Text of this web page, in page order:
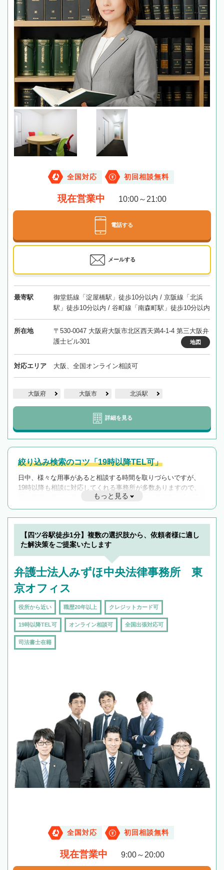
全国対応 初回相談無料
現在営業中 10:00～21:00
電話する
メールする
最寄駅
御堂筋線「淀屋橋駅」徒歩10分以内 / 京阪線「北浜
駅」徒歩10分以内 / 谷町線「南森町駅」徒歩10分以内
所在地
〒530-0047 大阪府大阪市北区西天満4-1-4 第三大阪弁
護士ビル301
地図
対応エリア 大阪、全国オンライン相談可
大阪府 大阪市 北浜駅
詳細を見る
絞り込み検索のコツ「19時以降TEL可」
日中、様々な用事があると相談する時間を取りづらいですが、
19時以降も相談に対応してくれる事務所が多数ありますので、
遅い時間の相談が増えそうな場合はそのような事務所に絞り込
んで検索してみましょう。
19時以降TEL可の条件
を加えて再検索
もっと見る
【四ツ谷駅徒歩1分】複数の選択肢から、依頼者様に適し
た解決策をご提案いたします
弁護士法人みずほ中央法律事務所 東
京オフィス
役所から近い 職歴20年以上 クレジットカード可
19時以降TEL可 オンライン相談可 全国出張対応可
司法書士在籍
全国対応 初回相談無料
現在営業中 9:00～20:00